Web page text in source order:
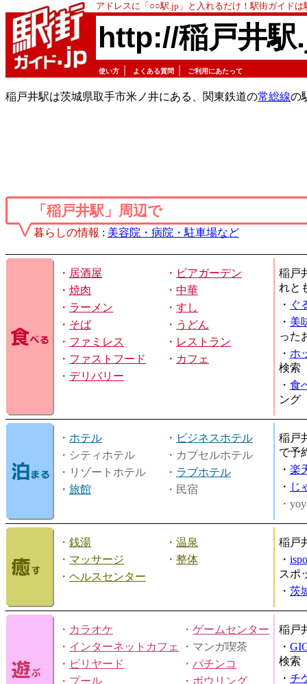
アドレスに「○○駅.jp」と入れるだけ！駅街ガイド
http://稲戸井駅
使い方 よくある質問 ご利用にあたって
稲戸井駅は茨城県取手市米ノ井にある、関東鉄道の常総線の
「稲戸井駅」周辺で
暮らしの情報 : 美容院・病院・駐車場など
・ 居酒屋 ・ ビアガーデン
・ 焼肉 ・ 中華
・ ラーメン ・ すし
・ そば ・ うどん
・ ファミレス ・ レストラン
・ ファストフード ・ カフェ
・ デリバリー
稲戸
れと
・ ぐ
・ 美
った
・ ホ
検索
・ 食
ング
・ ホテル ・ ビジネスホテル
・シティホテル
・カプセルホテル
・リゾートホテル
・ ラブホテル
・ 旅館 ・民宿
稲戸
で予
・ 楽
・ じ
・
・ 銭湯 ・ 温泉
・ マッサージ ・ 整体
・ ヘルスセンター
稲戸
・
スポ
・ 茨
・ カラオケ ・ ゲームセンター
・ インターネットカフェ
・マンガ喫茶
・ ビリヤード ・ パチンコ
・ プール ・ ボウリング
稲戸
・
検索
・ チ